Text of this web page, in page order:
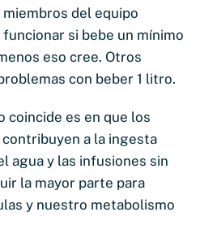
del equipo
si bebe un mínimo
eso cree. Otros
con beber 1 litro.
coincide es en que los
a la ingesta
agua y las infusiones sin
la mayor parte para
y nuestro metabolismo